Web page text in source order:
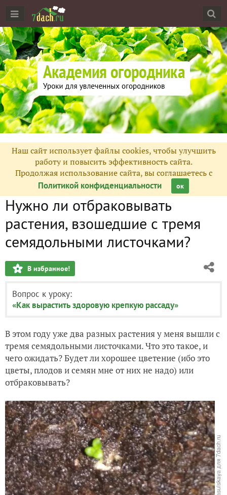
Наш сайт использует файлы cookies, чтобы улучшить
работу и повысить эффективность сайта.
Продолжая использование сайта, вы соглашаетесь с
Политикой конфиденциальности
ок
Нужно ли отбраковывать
растения, взошедшие с тремя
семядольными листочками?
В избранное!
Вопрос к уроку:
«Как вырастить здоровую крепкую рассаду»
В этом году уже два разных растения у меня вышли с
тремя семядольными листочками. Что это такое, и
чего ожидать? Будет ли хорошее цветение (ибо это
цветы, плодов и семян мне от них не надо) или
отбраковывать?